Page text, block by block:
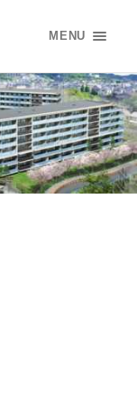
MENU